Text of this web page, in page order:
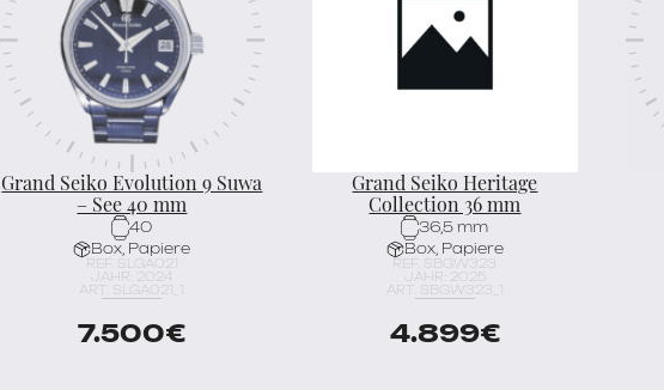
Grand Seiko Evolution 9 Suwa
– See 40 mm
40
Box, Papiere
REF. SLGA021
JAHR: 2024
ART. SLGA021_1
7.500€
Grand Seiko Heritage
Collection 36 mm
36,5 mm
Box, Papiere
REF. SBGW323
JAHR: 2025
ART. SBGW323_1
4.899€